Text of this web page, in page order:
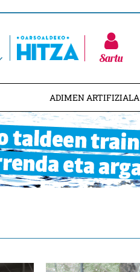
Sartu
ADIMEN ARTIFIZIALA